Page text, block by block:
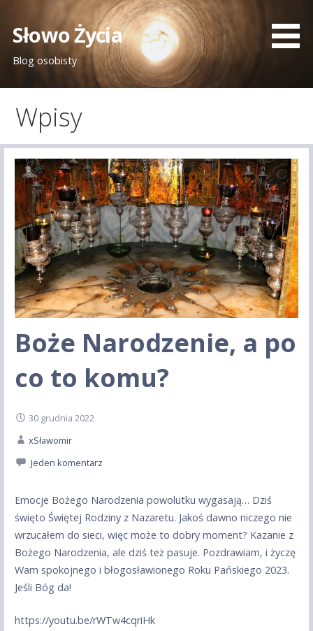
treściSłowo Życia
Blog osobisty
Wpisy
Boże Narodzenie, a po
co to komu?
30 grudnia 2022
xSławomir
Jeden komentarz
Emocje Bożego Narodzenia powolutku wygasają… Dziś
święto Świętej Rodziny z Nazaretu. Jakoś dawno niczego nie
wrzucałem do sieci, więc może to dobry moment? Kazanie z
Bożego Narodzenia, ale dziś też pasuje. Pozdrawiam, i życzę
Wam spokojnego i błogosławionego Roku Pańskiego 2023.
Jeśli Bóg da!
https://youtu.be/rWTw4cqriHk